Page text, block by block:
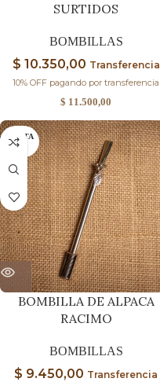
SURTIDOS
BOMBILLAS
$ 10.350,00 Transferencia
10% OFF pagando por transferencia
$ 11.500,00
AGOTA
DO
BOMBILLA DE ALPACA
RACIMO
BOMBILLAS
$ 9.450,00 Transferencia